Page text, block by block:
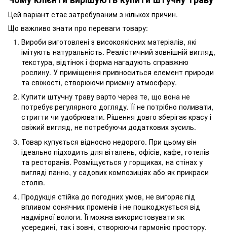
Цей варіант стає затребуваним з кількох причин.
Що важливо знати про переваги товару:
Вироби виготовлені з високоякісних матеріалів, які
імітують натуральність. Реалістичний зовнішній вигляд,
текстура, відтінок і форма нагадують справжню
рослину. У приміщення привноситься елемент природи
та свіжості, створюючи приємну атмосферу.
Купити штучну траву варто через те, що вона не
потребує регулярного догляду. Її не потрібно поливати,
стригти чи удобрювати. Рішення довго зберігає красу і
свіжий вигляд, не потребуючи додаткових зусиль.
Товар купується відносно недорого. При цьому він
ідеально підходить для віталень, офісів, кафе, готелів
та ресторанів. Розміщується у горщиках, на стінах у
вигляді панно, у садових композиціях або як прикраси
столів.
Продукція стійка до погодних умов, не вигоряє під
впливом сонячних променів і не пошкоджується від
надмірної вологи. Її можна використовувати як
усередині, так і зовні, створюючи гармонію простору.